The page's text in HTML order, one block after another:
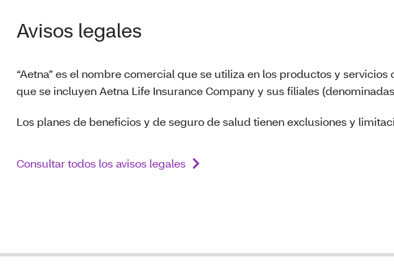
Avisos legales
“Aetna” es el nombre comercial que se utiliza en los productos y
que se incluyen Aetna Life Insurance Company y sus filiales (denominadas
Los planes de beneficios y de seguro de salud tienen exclusiones y
Consultar todos los avisos legales